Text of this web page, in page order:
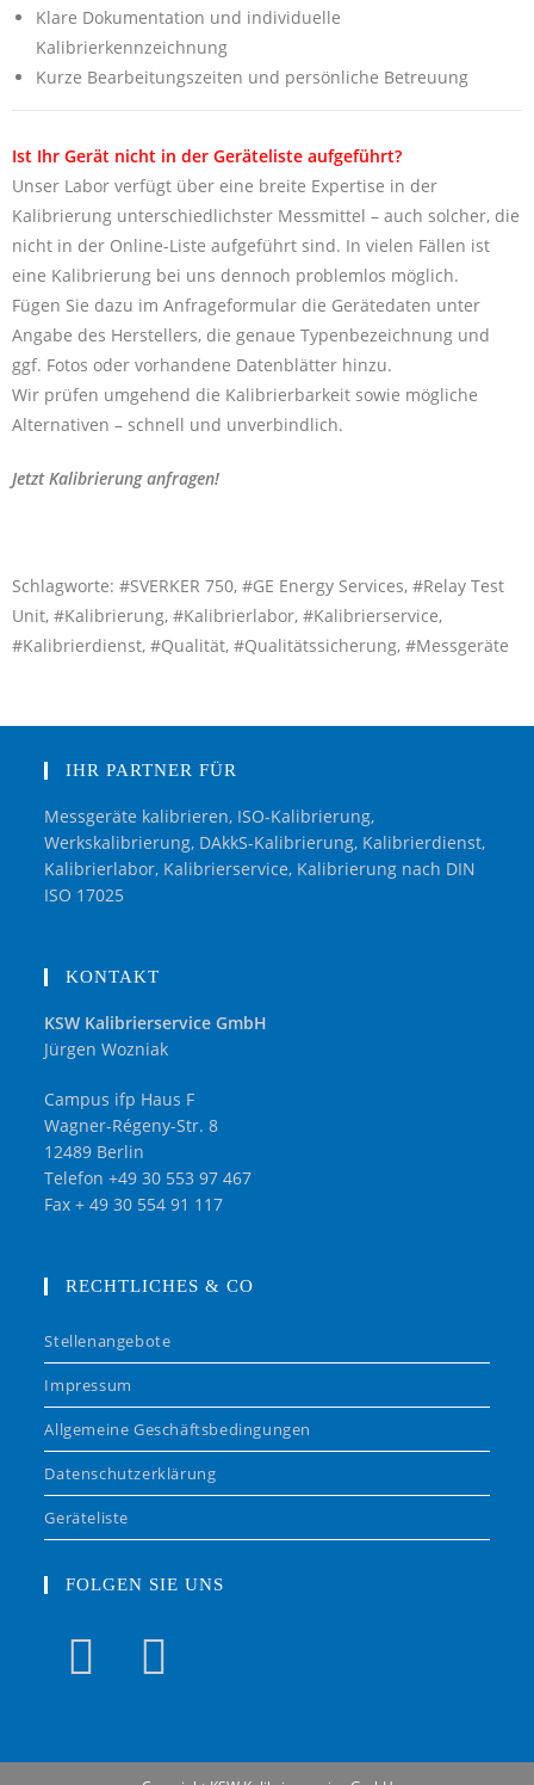
Klare Dokumentation und individuelle
Kalibrierkennzeichnung
Kurze Bearbeitungszeiten und persönliche Betreuung
Ist Ihr Gerät nicht in der Geräteliste aufgeführt?
Unser Labor verfügt über eine breite Expertise in der
Kalibrierung unterschiedlichster Messmittel – auch solcher, die
nicht in der Online-Liste aufgeführt sind. In vielen Fällen ist
eine Kalibrierung bei uns dennoch problemlos möglich.
Fügen Sie dazu im Anfrageformular die Gerätedaten unter
Angabe des Herstellers, die genaue Typenbezeichnung und
ggf. Fotos oder vorhandene Datenblätter hinzu.
Wir prüfen umgehend die Kalibrierbarkeit sowie mögliche
Alternativen – schnell und unverbindlich.
Jetzt Kalibrierung anfragen!
Schlagworte: #SVERKER 750, #GE Energy Services, #Relay Test
Unit, #Kalibrierung, #Kalibrierlabor, #Kalibrierservice,
#Kalibrierdienst, #Qualität, #Qualitätssicherung, #Messgeräte
IHR PARTNER FÜR
Messgeräte kalibrieren, ISO-Kalibrierung,
Werkskalibrierung, DAkkS-Kalibrierung, Kalibrierdienst,
Kalibrierlabor, Kalibrierservice, Kalibrierung nach DIN
ISO 17025
KONTAKT
KSW Kalibrierservice GmbH
Jürgen Wozniak
Campus ifp Haus F
Wagner-Régeny-Str. 8
12489 Berlin
Telefon +49 30 553 97 467
Fax + 49 30 554 91 117
RECHTLICHES & CO
Stellenangebote
Impressum
Allgemeine Geschäftsbedingungen
Datenschutzerklärung
Geräteliste
FOLGEN SIE UNS